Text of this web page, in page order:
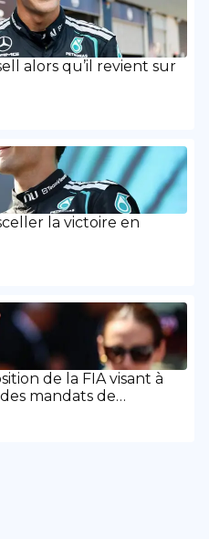
alors qu’il revient sur
la victoire en
de la FIA visant à
mandats de